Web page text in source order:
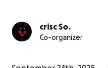
crisc So.
Co-organizer